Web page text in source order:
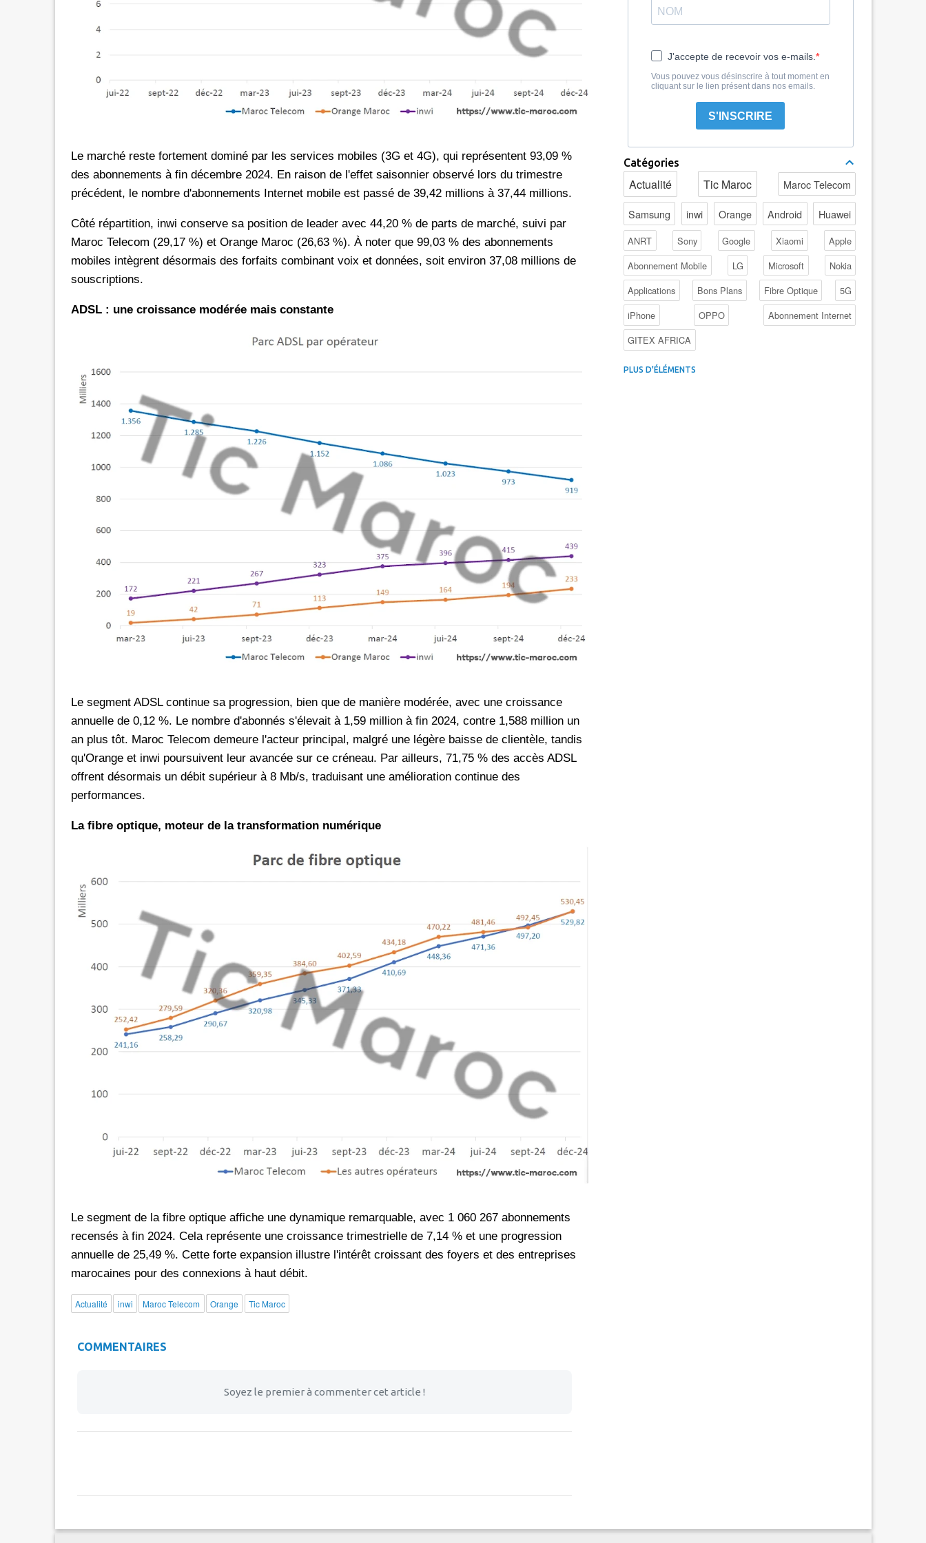
Le marché reste fortement dominé par les services mobiles (3G et 4G), qui représentent 93,09 %
des abonnements à fin décembre 2024. En raison de l'effet saisonnier observé lors du trimestre
précédent, le nombre d'abonnements Internet mobile est passé de 39,42 millions à 37,44 millions.
Côté répartition, inwi conserve sa position de leader avec 44,20 % de parts de marché, suivi par
Maroc Telecom (29,17 %) et Orange Maroc (26,63 %). À noter que 99,03 % des abonnements
mobiles intègrent désormais des forfaits combinant voix et données, soit environ 37,08 millions de
souscriptions.
ADSL : une croissance modérée mais constante
Le segment ADSL continue sa progression, bien que de manière modérée, avec une croissance
annuelle de 0,12 %. Le nombre d'abonnés s'élevait à 1,59 million à fin 2024, contre 1,588 million un
an plus tôt. Maroc Telecom demeure l'acteur principal, malgré une légère baisse de clientèle, tandis
qu'Orange et inwi poursuivent leur avancée sur ce créneau. Par ailleurs, 71,75 % des accès ADSL
offrent désormais un débit supérieur à 8 Mb/s, traduisant une amélioration continue des
performances.
La fibre optique, moteur de la transformation numérique
Le segment de la fibre optique affiche une dynamique remarquable, avec 1 060 267 abonnements
recensés à fin 2024. Cela représente une croissance trimestrielle de 7,14 % et une progression
annuelle de 25,49 %. Cette forte expansion illustre l'intérêt croissant des foyers et des entreprises
marocaines pour des connexions à haut débit.
Actualité inwi Maroc Telecom Orange Tic Maroc
COMMENTAIRES
Soyez le premier à commenter cet article !
J'accepte de recevoir vos e-mails.
Vous pouvez vous désinscrire à tout moment en
cliquant sur le lien présent dans nos emails.
S'INSCRIRE
Catégories
Actualité Tic Maroc Maroc Telecom
Samsung inwi Orange Android Huawei
ANRT Sony Google Xiaomi
Apple
Abonnement Mobile
LG Microsoft
Nokia
Applications
Bons Plans Fibre Optique
5G
iPhone
OPPO
Abonnement Internet
GITEX AFRICA
4G au Maroc
PLUS D'ÉLÉMENTS